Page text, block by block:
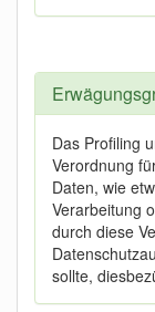
Das Profiling
Verordnung
Daten, wie
Verarbeitung
durch diese
sollte,